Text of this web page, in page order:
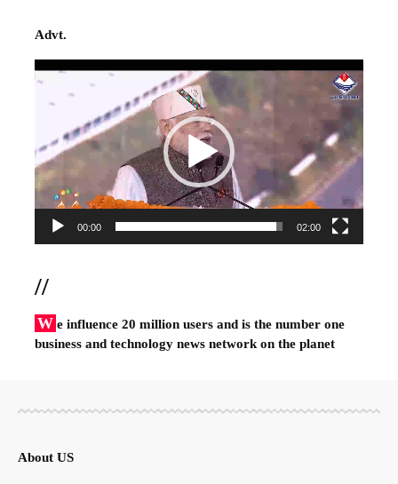
Advt.
Video
00:00 02:00
//
W e influence 20 million users and is the number one
business and technology news network on the planet
About US